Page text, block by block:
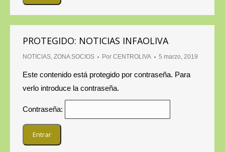
PROTEGIDO: NOTICIAS INFAOLIVA
NOTICIAS, ZONA SOCIOS Por CENTROLIVA 5 marzo, 2019
Este contenido está protegido por contraseña. Para
verlo introduce la contraseña.
Contraseña: